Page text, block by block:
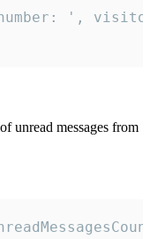
',
unread messages from